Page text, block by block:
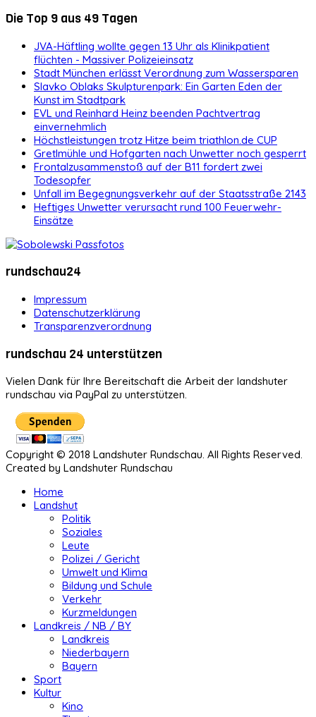
Die Top 9 aus 49 Tagen
JVA-Häftling wollte gegen 13 Uhr als Klinikpatient
flüchten - Massiver Polizeieinsatz
Stadt München erlässt Verordnung zum Wassersparen
Slavko Oblaks Skulpturenpark: Ein Garten Eden der
Kunst im Stadtpark
EVL und Reinhard Heinz beenden Pachtvertrag
einvernehmlich
Höchstleistungen trotz Hitze beim triathlon.de CUP
Gretlmühle und Hofgarten nach Unwetter noch gesperrt
Frontalzusammenstoß auf der B11 fordert zwei
Todesopfer
Unfall im Begegnungsverkehr auf der Staatsstraße 2143
Heftiges Unwetter verursacht rund 100 Feuerwehr-
Einsätze
rundschau24
Impressum
Datenschutzerklärung
Transparenzverordnung
rundschau 24 unterstützen
Vielen Dank für Ihre Bereitschaft die Arbeit der landshuter
rundschau via PayPal zu unterstützen.
Copyright © 2018 Landshuter Rundschau. All Rights Reserved.
Created by Landshuter Rundschau
Home
Landshut
Politik
Soziales
Leute
Polizei / Gericht
Umwelt und Klima
Bildung und Schule
Verkehr
Kurzmeldungen
Landkreis / NB / BY
Landkreis
Niederbayern
Bayern
Sport
Kultur
Kino